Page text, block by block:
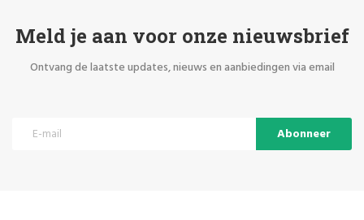
Meld je aan voor onze nieuwsbrief
Ontvang de laatste updates, nieuws en aanbiedingen via email
Abonneer